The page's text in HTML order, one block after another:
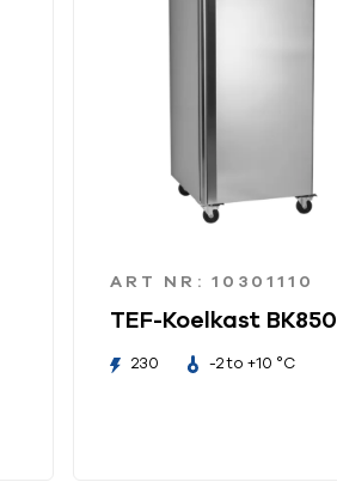
ART NR: 10301110
TEF-Koelkast BK850
230 -2 to +10 °C